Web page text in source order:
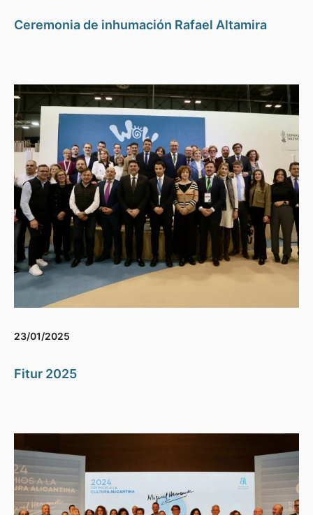
Ceremonia de inhumación Rafael Altamira
23/01/2025
Fitur 2025